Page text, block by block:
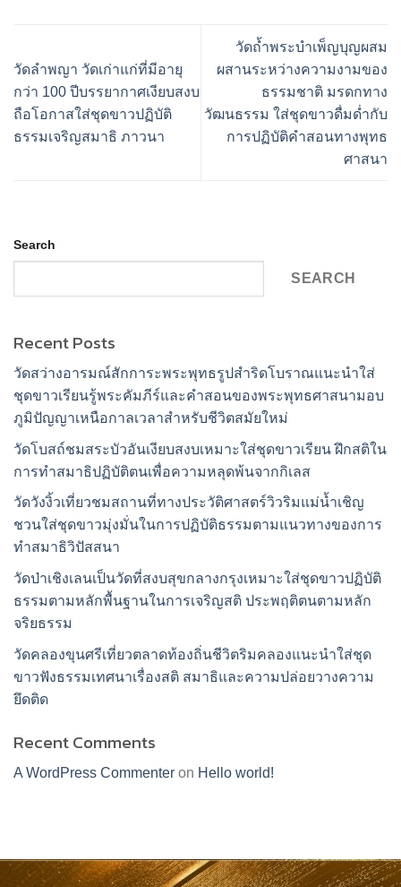
วัดลำพญา วัดเก่าแก่ที่มีอายุ
กว่า 100 ปีบรรยากาศเงียบสงบ
ถือโอกาสใส่ชุดขาวปฏิบัติ
ธรรมเจริญสมาธิ ภาวนา
วัดถ้ำพระบำเพ็ญบุญผสม
ผสานระหว่างความงามของ
ธรรมชาติ มรดกทาง
วัฒนธรรม ใส่ชุดขาวดื่มด่ำกับ
การปฏิบัติคำสอนทางพุทธ
ศาสนา
Search
SEARCH
Recent Posts
วัดสว่างอารมณ์สักการะพระพุทธรูปสำริดโบราณแนะนำใส่
ชุดขาวเรียนรู้พระคัมภีร์และคำสอนของพระพุทธศาสนามอบ
ภูมิปัญญาเหนือกาลเวลาสำหรับชีวิตสมัยใหม่
วัดโบสถ์ชมสระบัวอันเงียบสงบเหมาะใส่ชุดขาวเรียน ฝึกสติใน
การทำสมาธิปฏิบัติตนเพื่อความหลุดพ้นจากกิเลส
วัดวังงิ้วเที่ยวชมสถานที่ทางประวัติศาสตร์วิวริมแม่น้ำเชิญ
ชวนใส่ชุดขาวมุ่งมั่นในการปฏิบัติธรรมตามแนวทางของการ
ทำสมาธิวิปัสสนา
วัดป่าเชิงเลนเป็นวัดที่สงบสุขกลางกรุงเหมาะใส่ชุดขาวปฏิบัติ
ธรรมตามหลักพื้นฐานในการเจริญสติ ประพฤติตนตามหลัก
จริยธรรม
วัดคลองขุนศรีเที่ยวตลาดท้องถิ่นชีวิตริมคลองแนะนำใส่ชุด
ขาวฟังธรรมเทศนาเรื่องสติ สมาธิและความปล่อยวางความ
ยึดติด
Recent Comments
A WordPress Commenter on Hello world!